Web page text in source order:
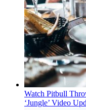
Watch Pitbull
‘Jungle’ Video